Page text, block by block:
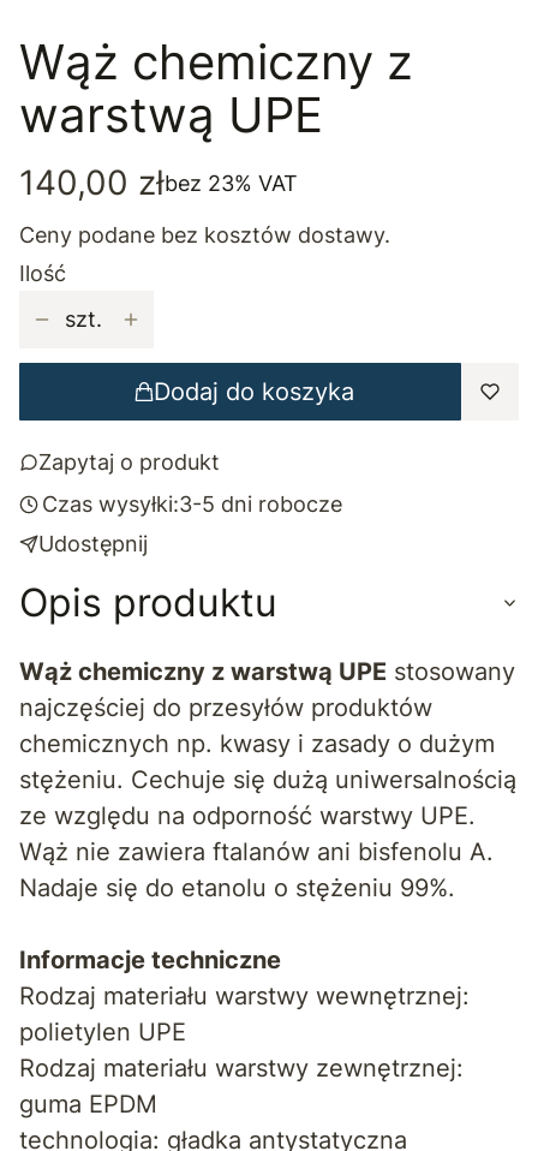
Wąż chemiczny z
warstwą UPE
Cena
140,00 złbez 23% VAT
Ceny podane bez kosztów dostawy.
Ilość
szt.
Dodaj do koszyka
Zapytaj o produkt
Czas wysyłki:3-5 dni robocze
Udostępnij
Opis produktu
Wąż chemiczny z warstwą UPE stosowany
najczęściej do przesyłów produktów
chemicznych np. kwasy i zasady o dużym
stężeniu. Cechuje się dużą uniwersalnością
ze względu na odporność warstwy UPE.
Wąż nie zawiera ftalanów ani bisfenolu A.
Nadaje się do etanolu o stężeniu 99%.
Informacje techniczne
Rodzaj materiału warstwy wewnętrznej:
polietylen UPE
Rodzaj materiału warstwy zewnętrznej:
guma EPDM
technologia: gładka antystatyczna